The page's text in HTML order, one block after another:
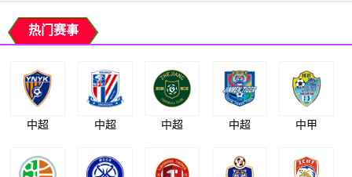
热门赛事
中超 中超 中超 中超 中甲